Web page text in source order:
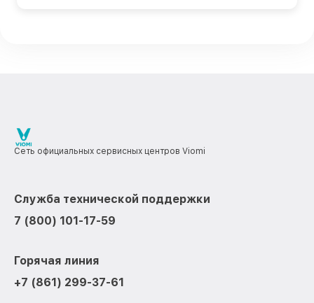
Сеть официальных сервисных центров Viomi
Служба технической поддержки
7 (800) 101-17-59
Горячая линия
+7 (861) 299-37-61